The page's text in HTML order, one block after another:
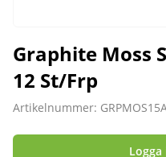
Graphite Moss
12 St/Frp
Artikelnummer: